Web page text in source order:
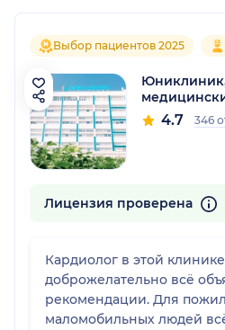
Выбор пациентов 2025
4.7 346
Лицензия проверена
Кардиолог в этой
доброжелательно всё
рекомендации. Для
маломобильных людей